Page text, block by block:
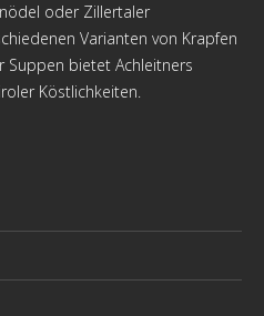
oder Zillertaler
Varianten von Krapfen
Suppen bietet Achleitners
Köstlichkeiten.